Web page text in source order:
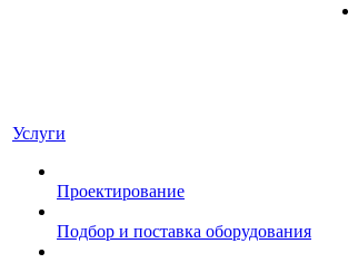
Услуги
Проектирование
Подбор и поставка оборудования